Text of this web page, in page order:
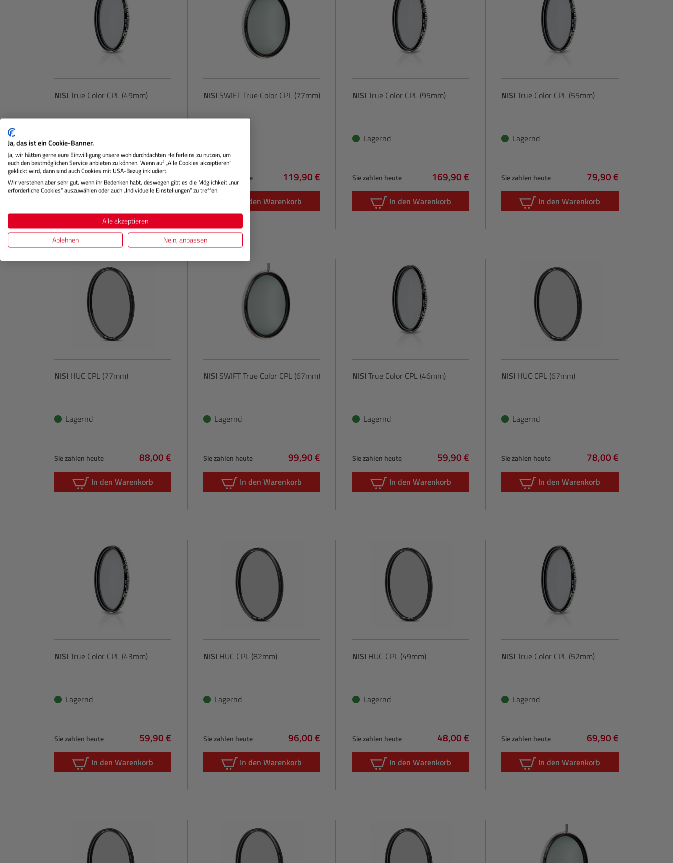
NISI True Color CPL (49mm)
Lagernd
Sie zahlen heute
Regulärer Preis:
64,90 €
NISI SWIFT True Color CPL (77mm)
Sie zahlen heute
Regulärer Preis:
119,90 €
In den Warenkorb
NISI True Color CPL (95mm)
Lagernd
Sie zahlen heute
Regulärer Preis:
169,90 €
In den Warenkorb
NISI True Color CPL (55mm)
Lagernd
Sie zahlen heute
Regulärer Preis:
79,90 €
In den Warenkorb
NISI HUC CPL (77mm)
Lagernd
Sie zahlen heute
Regulärer Preis:
88,00 €
In den Warenkorb
NISI SWIFT True Color CPL (67mm)
Lagernd
Sie zahlen heute
Regulärer Preis:
99,90 €
In den Warenkorb
NISI True Color CPL (46mm)
Lagernd
Sie zahlen heute
Regulärer Preis:
59,90 €
In den Warenkorb
NISI HUC CPL (67mm)
Lagernd
Sie zahlen heute
Regulärer Preis:
78,00 €
In den Warenkorb
NISI True Color CPL (43mm)
Lagernd
Sie zahlen heute
Regulärer Preis:
59,90 €
In den Warenkorb
NISI HUC CPL (82mm)
Lagernd
Sie zahlen heute
Regulärer Preis:
96,00 €
In den Warenkorb
NISI HUC CPL (49mm)
Lagernd
Sie zahlen heute
Regulärer Preis:
48,00 €
In den Warenkorb
NISI True Color CPL (52mm)
Lagernd
Sie zahlen heute
Regulärer Preis:
69,90 €
In den Warenkorb
Ja, das ist ein Cookie-Banner.
Ja, wir hätten gerne eure Einwilligung unsere wohldurchdachten Helferleins zu nutzen, um
euch den bestmöglichen Service anbieten zu können. Wenn auf „Alle Cookies akzeptieren“
geklickt wird, dann sind auch Cookies mit USA-Bezug inkludiert.
Wir verstehen aber sehr gut, wenn ihr Bedenken habt, deswegen gibt es die Möglichkeit „nur
erforderliche Cookies“ auszuwählen oder auch „Individuelle Einstellungen“ zu treffen.
Alle akzeptieren
Ablehnen
Nein, anpassen